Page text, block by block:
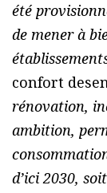
été
de mener à
confort
rénovation,
ambition,
d’ici 2030,